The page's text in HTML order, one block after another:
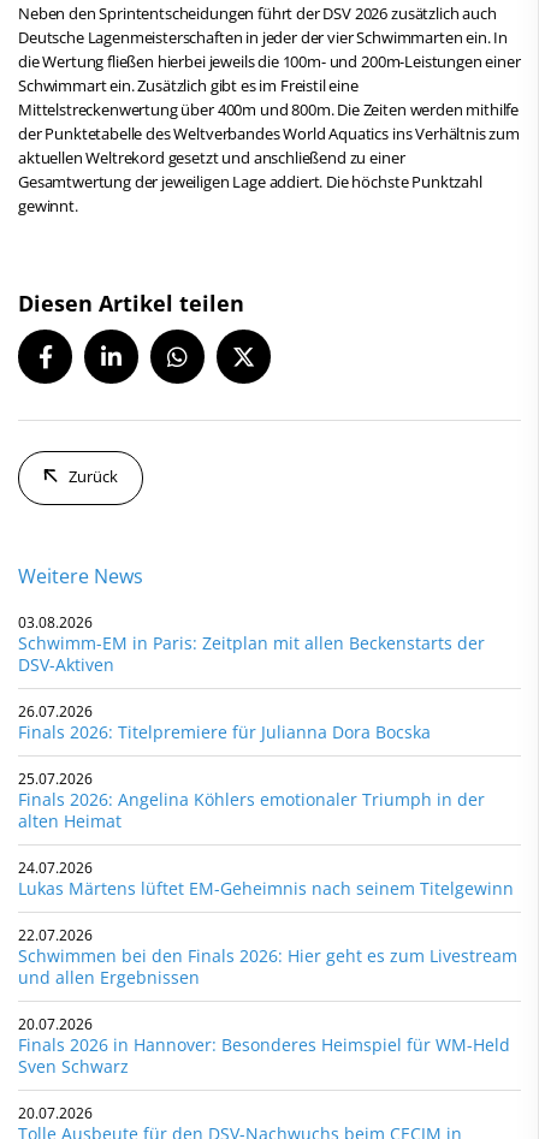
Neben den Sprintentscheidungen führt der DSV 2026 zusätzlich auch
Deutsche Lagenmeisterschaften in jeder der vier Schwimmarten ein. In
die Wertung fließen hierbei jeweils die 100m- und 200m-Leistungen einer
Schwimmart ein. Zusätzlich gibt es im Freistil eine
Mittelstreckenwertung über 400m und 800m. Die Zeiten werden mithilfe
der Punktetabelle des Weltverbandes World Aquatics ins Verhältnis zum
aktuellen Weltrekord gesetzt und anschließend zu einer
Gesamtwertung der jeweiligen Lage addiert. Die höchste Punktzahl
gewinnt.
Diesen Artikel teilen
Zurück
Weitere News
03.08.2026
Schwimm-EM in Paris: Zeitplan mit allen Beckenstarts der
DSV-Aktiven
26.07.2026
Finals 2026: Titelpremiere für Julianna Dora Bocska
25.07.2026
Finals 2026: Angelina Köhlers emotionaler Triumph in der
alten Heimat
24.07.2026
Lukas Märtens lüftet EM-Geheimnis nach seinem Titelgewinn
22.07.2026
Schwimmen bei den Finals 2026: Hier geht es zum Livestream
und allen Ergebnissen
20.07.2026
Finals 2026 in Hannover: Besonderes Heimspiel für WM-Held
Sven Schwarz
20.07.2026
Tolle Ausbeute für den DSV-Nachwuchs beim CECJM in